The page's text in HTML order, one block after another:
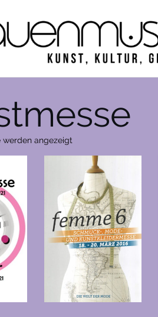
werden angezeigt
Aktualität
sortiert